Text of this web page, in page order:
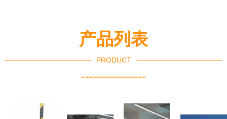
产品列表
PRODUCT
----------------